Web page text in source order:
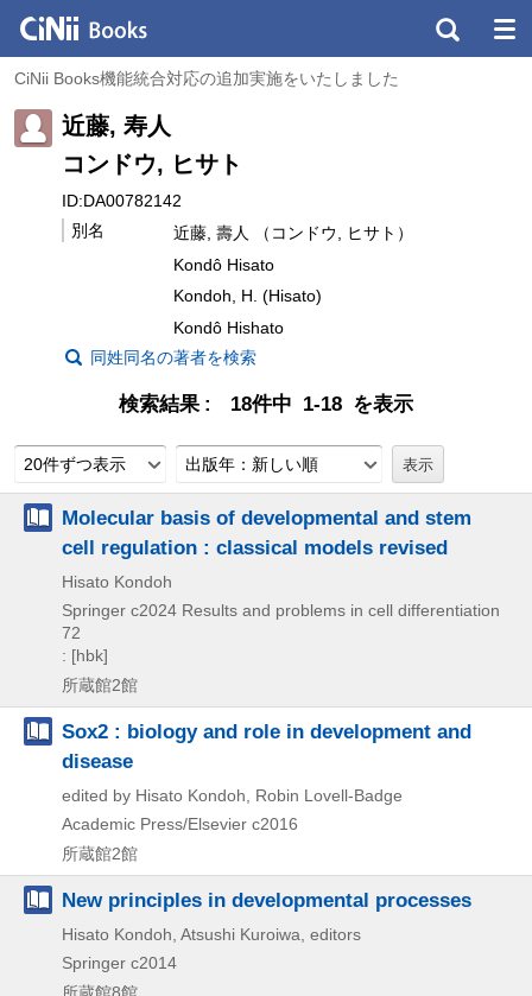
CiNii Books機能統合対応の追加実施をいたしました
近藤, 寿人
コンドウ, ヒサト
ID:DA00782142
別名
近藤, 壽人 （コンドウ, ヒサト）
Kondô Hisato
Kondoh, H. (Hisato)
Kondô Hishato
同姓同名の著者を検索
検索結果 18件中 1-18 を表示
20件ずつ表示 出版年：新しい順
Molecular basis of developmental and stem
cell regulation : classical models revised
Hisato Kondoh
Springer c2024 Results and problems in cell differentiation
72
: [hbk]
所蔵館2館
Sox2 : biology and role in development and
disease
edited by Hisato Kondoh, Robin Lovell-Badge
Academic Press/Elsevier c2016
所蔵館2館
New principles in developmental processes
Hisato Kondoh, Atsushi Kuroiwa, editors
Springer c2014